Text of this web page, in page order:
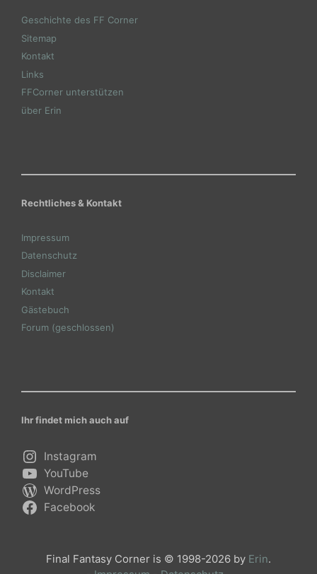
Geschichte des FF Corner
Sitemap
Kontakt
Links
FFCorner unterstützen
über Erin
Rechtliches & Kontakt
Impressum
Datenschutz
Disclaimer
Kontakt
Gästebuch
Forum (geschlossen)
Ihr findet mich auch auf
Instagram
YouTube
WordPress
Facebook
Final Fantasy Corner is © 1998-2026 by Erin.